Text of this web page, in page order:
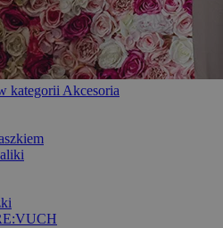
kategorii Akcesoria